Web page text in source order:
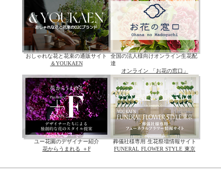
おしゃれな花と花束の通販サイト
＆YOUKAEN
全国の法人様向けオンライン生花配
達
オンライン 「お花の窓口」
ユー花園のデザイナー紹介
花からうまれる ＋F
葬儀社様専用 生花祭壇情報サイト
FUNERAL FLOWER STYLE 東京